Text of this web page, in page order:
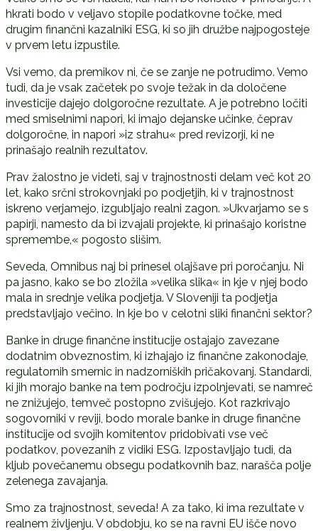
hkrati bodo v veljavo stopile podatkovne točke, med
drugim finančni kazalniki ESG, ki so jih družbe najpogosteje
v prvem letu izpustile.
Vsi vemo, da premikov ni, če se zanje ne potrudimo. Vemo
tudi, da je vsak začetek po svoje težak in da določene
investicije dajejo dolgoročne rezultate. A je potrebno ločiti
med smiselnimi napori, ki imajo dejanske učinke, čeprav
dolgoročne, in napori »iz strahu« pred revizorji, ki ne
prinašajo realnih rezultatov.
Prav žalostno je videti, saj v trajnostnosti delam več kot 20
let, kako srčni strokovnjaki po podjetjih, ki v trajnostnost
iskreno verjamejo, izgubljajo realni zagon. »Ukvarjamo se s
papirji, namesto da bi izvajali projekte, ki prinašajo koristne
spremembe,« pogosto slišim.
Seveda, Omnibus naj bi prinesel olajšave pri poročanju. Ni
pa jasno, kako se bo zložila »velika slika« in kje v njej bodo
mala in srednje velika podjetja. V Sloveniji ta podjetja
predstavljajo večino. In kje bo v celotni sliki finančni sektor?
Banke in druge finančne institucije ostajajo zavezane
dodatnim obveznostim, ki izhajajo iz finančne zakonodaje,
regulatornih smernic in nadzorniških pričakovanj. Standardi,
ki jih morajo banke na tem področju izpolnjevati, se namreč
ne znižujejo, temveč postopno zvišujejo. Kot razkrivajo
sogovorniki v reviji, bodo morale banke in druge finančne
institucije od svojih komitentov pridobivati vse več
podatkov, povezanih z vidiki ESG. Izpostavljajo tudi, da
kljub povečanemu obsegu podatkovnih baz, narašča polje
zelenega zavajanja.
Smo za trajnostnost, seveda! A za tako, ki ima rezultate v
realnem življenju. V obdobju, ko se na ravni EU išče novo